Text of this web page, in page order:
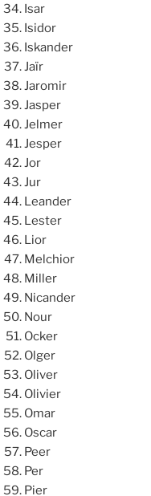
Isar
Isidor
Iskander
Jaïr
Jaromir
Jasper
Jelmer
Jesper
Jor
Jur
Leander
Lester
Lior
Melchior
Miller
Nicander
Nour
Ocker
Olger
Oliver
Olivier
Omar
Oscar
Peer
Per
Pier